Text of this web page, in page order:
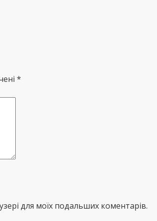
*
для моїх подальших коментарів.